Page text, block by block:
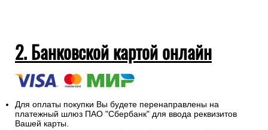
2. Банковской картой онлайн
Для оплаты покупки Вы будете перенаправлены на
платежный шлюз ПАО "Сбербанк" для ввода реквизитов
Вашей карты.